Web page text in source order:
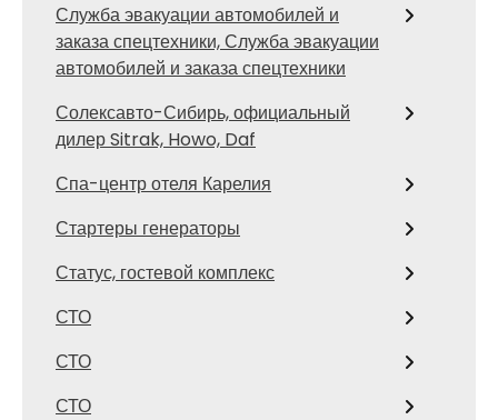
Служба эвакуации автомобилей и
заказа спецтехники, Служба эвакуации
автомобилей и заказа спецтехники
Солексавто-Сибирь, официальный
дилер Sitrak, Howo, Daf
Спа-центр отеля Карелия
Стартеры генераторы
Статус, гостевой комплекс
СТО
СТО
СТО